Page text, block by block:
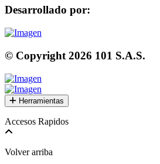
Desarrollado por:
© Copyright 2026 101 S.A.S.
Herramientas
Accesos Rapidos
Volver arriba